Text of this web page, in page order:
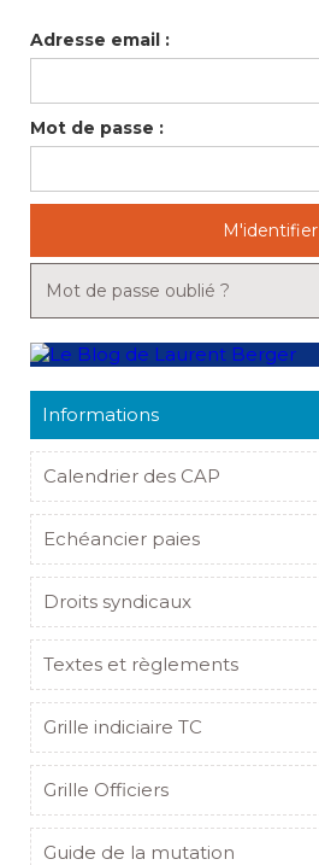
Adresse email :
Mot de passe :
M'identifier
Mot de passe oublié ?
Informations
Calendrier des CAP
Echéancier paies
Droits syndicaux
Textes et règlements
Grille indiciaire TC
Grille Officiers
Guide de la mutation